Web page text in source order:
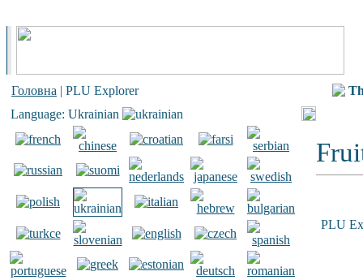
Головна | PLU Explorer
Language: Ukrainian
PLU